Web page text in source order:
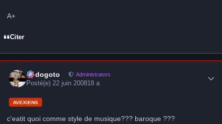
A+
Citer
frédogoto Administrators
Posté(e)22 juin 200818 a
AVEXIENS
c'eatit quoi comme style de musique??? baroque ???